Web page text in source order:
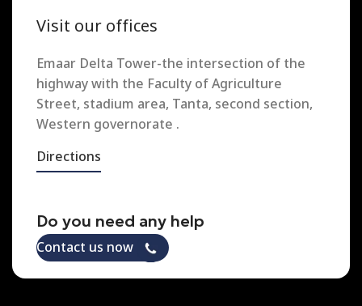
Visit our offices
Emaar Delta Tower-the intersection of the
highway with the Faculty of Agriculture
Street, stadium area, Tanta, second section,
Western governorate .
Directions
Do you need any help
Contact us now